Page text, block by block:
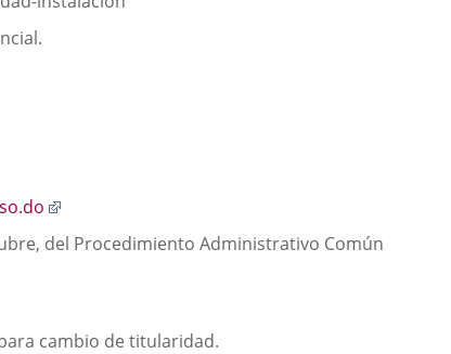
una
del Procedimiento Administrativo Común
cambio de titularidad.